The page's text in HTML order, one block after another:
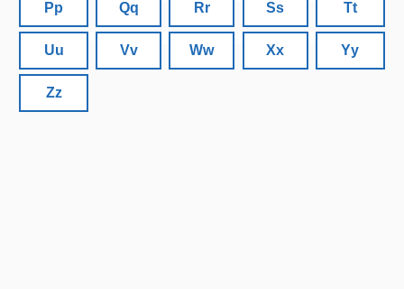
Pp Qq Rr Ss Tt
Uu Vv Ww Xx Yy
Zz